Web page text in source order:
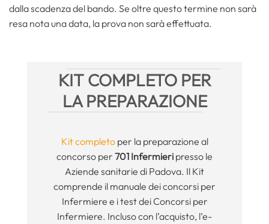
dalla scadenza del bando. Se oltre questo termine non sarà
resa nota una data, la prova non sarà effettuata.
KIT COMPLETO PER
LA PREPARAZIONE
Kit completoper la preparazione al
concorso per 701 Infermieri presso le
Aziende sanitarie di Padova. Il Kit
comprende il manuale dei concorsi per
Infermiere e i test dei Concorsi per
Infermiere. Incluso con l’acquisto, l’e-